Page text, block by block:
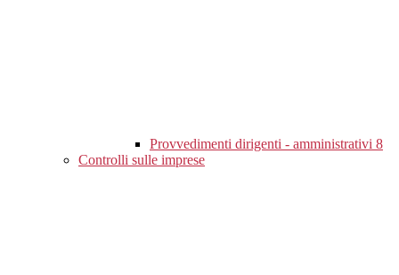
Provvedimenti dirigenti - amministrativi 8
Controlli sulle imprese